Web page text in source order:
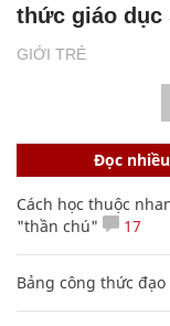
GIỚI TRẺ
thức giáo dục
Đọc nhiều
Cách học thuộc
"thần chú"
17
Bảng công thức